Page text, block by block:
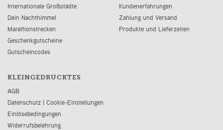
Internationale Großstädte
Dein Nachthimmel
Marathonstrecken
Geschenkgutscheine
Gutscheincodes
Kundenerfahrungen
Zahlung und Versand
Produkte und Lieferzeiten
KLEINGEDRUCKTES
AGB
Datenschutz | Cookie-Einstellungen
Einlösebedingungen
Widerrufsbelehrung